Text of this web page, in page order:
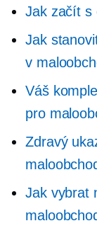
Jak začít s
Jak
v
Váš
pro
Zdravý
Jak vybrat